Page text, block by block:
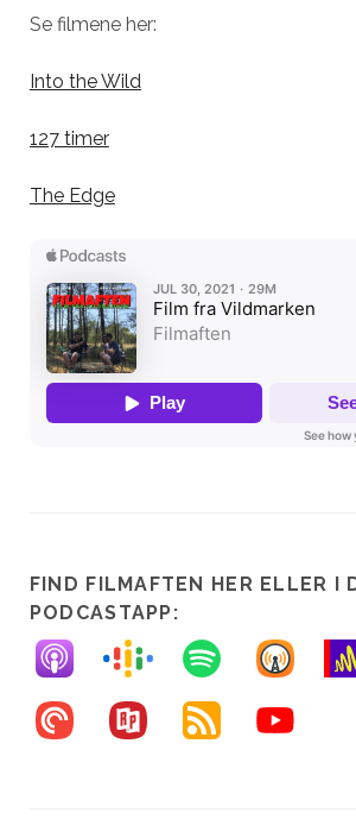
Se filmene her:
Into the Wild
127 timer
The Edge
FIND FILMAFTEN HER ELLER I
PODCASTAPP: